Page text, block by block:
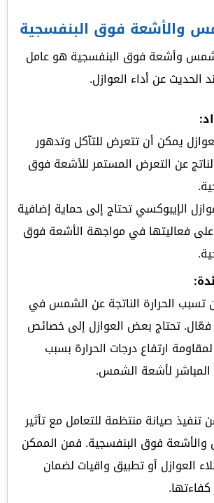
والأشعة فوق البنفسجية
وأشعة فوق البنفسجية هو عامل
الحديث عن أداء العوازل.
يمكن أن تتعرض للتآكل وتدهور
عن التعرض المستمر للأشعة فوق
الإيبوكسي تحتاج إلى حماية إضافية
فعاليتها في مواجهة الأشعة فوق
تسبب الحرارة الناتجة عن الشمس في
فعّال. تحتاج بعض العوازل إلى خصائص
ارتفاع درجات الحرارة بسبب
المباشر لأشعة الشمس.
تنفيذ صيانة منتظمة للتعامل مع تأثير
فوق البنفسجية. فمن الممكن
العوازل أو تطبيق واقيات لضمان
كفاءتها.